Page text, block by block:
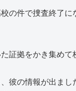
の件で捜査終了に
証拠をかき集めて
彼の情報が出まし